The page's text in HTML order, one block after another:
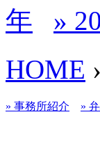
年
»
HOME ›
» 事務所紹介 »